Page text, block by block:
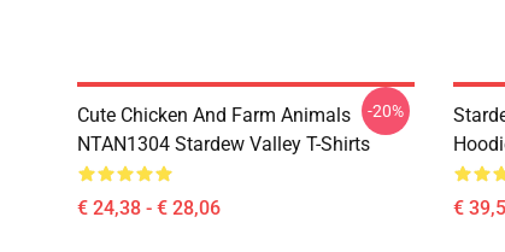
Cute Chicken And Farm Animals
NTAN1304 Stardew Valley T-Shirts
€ 24,38 - € 28,06
-20%
€